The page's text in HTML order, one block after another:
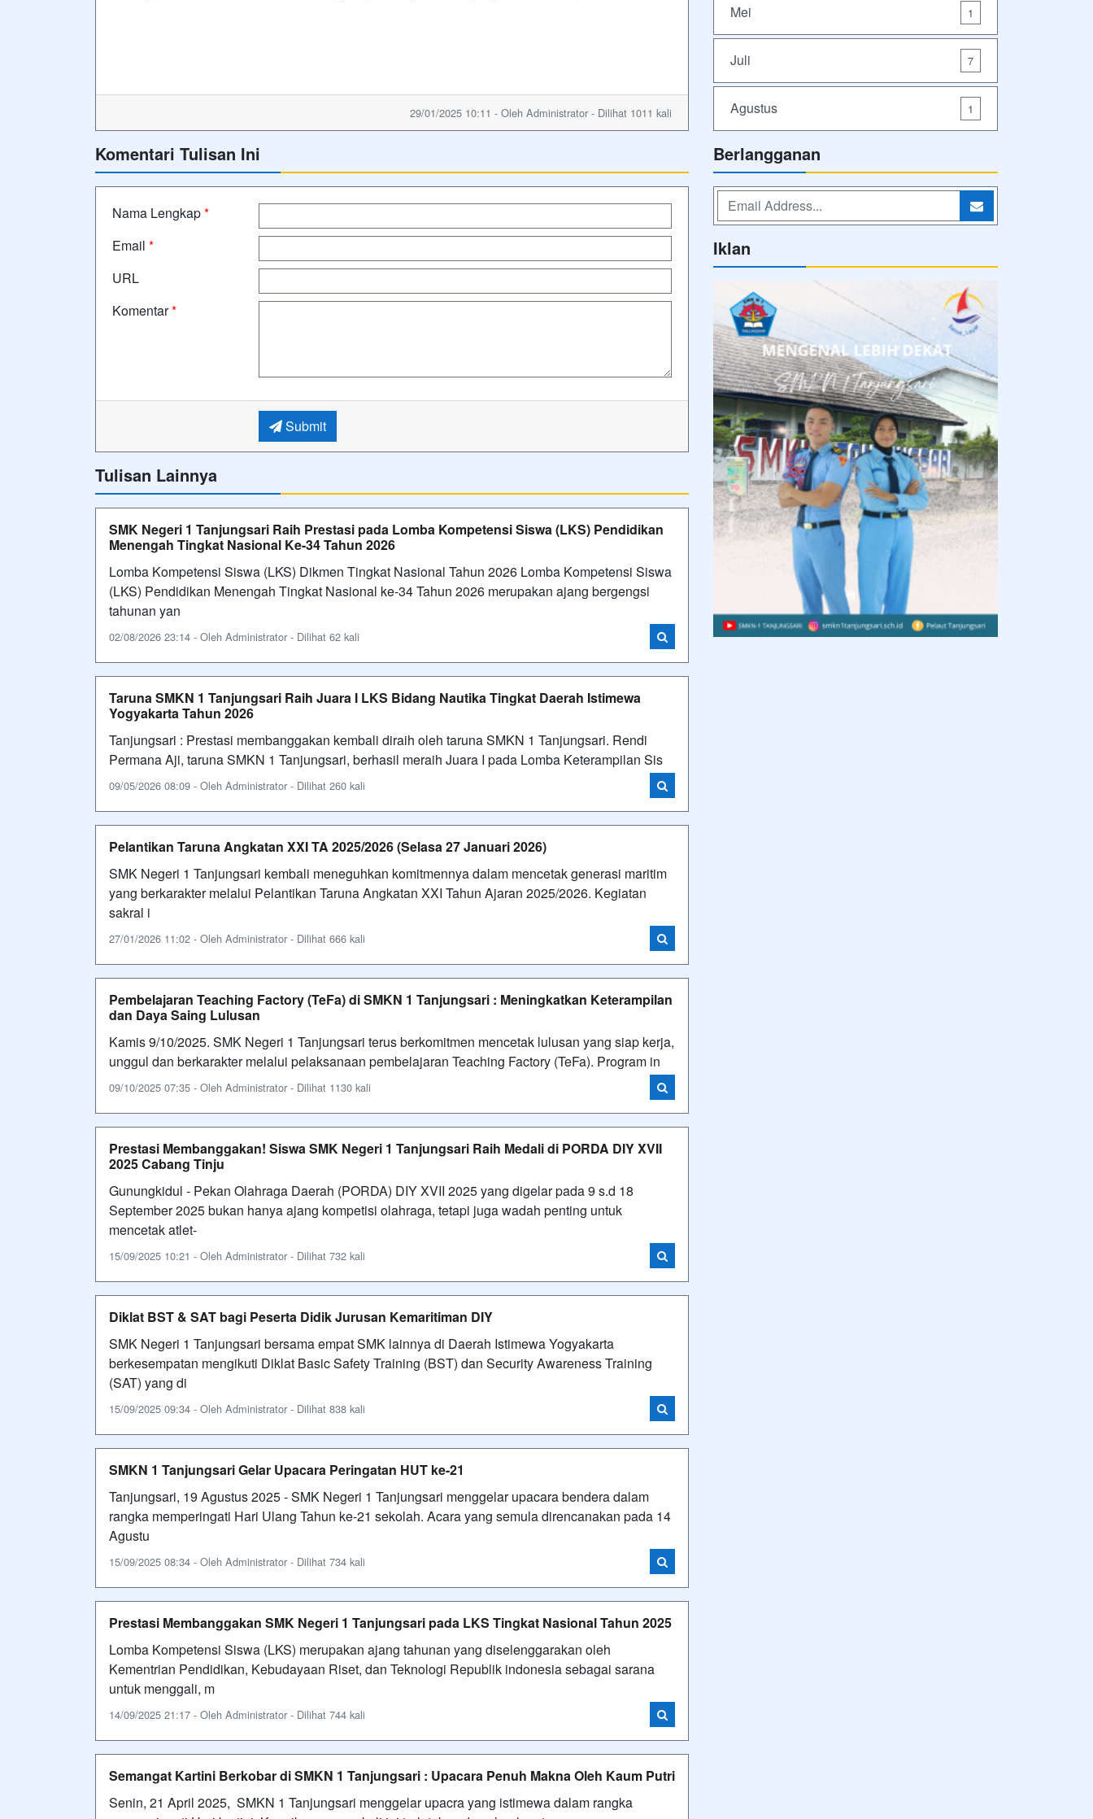
29/01/2025 10:11 - Oleh Administrator - Dilihat 1011 kali
Komentari Tulisan Ini
Nama Lengkap*
Email *
URL
Komentar*
Submit
Tulisan Lainnya
SMK Negeri 1 Tanjungsari Raih Prestasi pada Lomba Kompetensi Siswa (LKS) Pendidikan
Menengah Tingkat Nasional Ke-34 Tahun 2026
Lomba Kompetensi Siswa (LKS) Dikmen Tingkat Nasional Tahun 2026 Lomba Kompetensi Siswa
(LKS) Pendidikan Menengah Tingkat Nasional ke-34 Tahun 2026 merupakan ajang bergengsi
tahunan yan
02/08/2026 23:14 - Oleh Administrator - Dilihat 62 kali
Taruna SMKN 1 Tanjungsari Raih Juara I LKS Bidang Nautika Tingkat Daerah Istimewa
Yogyakarta Tahun 2026
Tanjungsari : Prestasi membanggakan kembali diraih oleh taruna SMKN 1 Tanjungsari. Rendi
Permana Aji, taruna SMKN 1 Tanjungsari, berhasil meraih Juara I pada Lomba Keterampilan Sis
09/05/2026 08:09 - Oleh Administrator - Dilihat 260 kali
Pelantikan Taruna Angkatan XXI TA 2025/2026 (Selasa 27 Januari 2026)
SMK Negeri 1 Tanjungsari kembali meneguhkan komitmennya dalam mencetak generasi maritim
yang berkarakter melalui Pelantikan Taruna Angkatan XXI Tahun Ajaran 2025/2026. Kegiatan
sakral i
27/01/2026 11:02 - Oleh Administrator - Dilihat 666 kali
Pembelajaran Teaching Factory (TeFa) di SMKN 1 Tanjungsari : Meningkatkan Keterampilan
dan Daya Saing Lulusan
Kamis 9/10/2025. SMK Negeri 1 Tanjungsari terus berkomitmen mencetak lulusan yang siap kerja,
unggul dan berkarakter melalui pelaksanaan pembelajaran Teaching Factory (TeFa). Program in
09/10/2025 07:35 - Oleh Administrator - Dilihat 1130 kali
Prestasi Membanggakan! Siswa SMK Negeri 1 Tanjungsari Raih Medali di PORDA DIY XVII
2025 Cabang Tinju
Gunungkidul - Pekan Olahraga Daerah (PORDA) DIY XVII 2025 yang digelar pada 9 s.d 18
September 2025 bukan hanya ajang kompetisi olahraga, tetapi juga wadah penting untuk
mencetak atlet-
15/09/2025 10:21 - Oleh Administrator - Dilihat 732 kali
Diklat BST & SAT bagi Peserta Didik Jurusan Kemaritiman DIY
SMK Negeri 1 Tanjungsari bersama empat SMK lainnya di Daerah Istimewa Yogyakarta
berkesempatan mengikuti Diklat Basic Safety Training (BST) dan Security Awareness Training
(SAT) yang di
15/09/2025 09:34 - Oleh Administrator - Dilihat 838 kali
SMKN 1 Tanjungsari Gelar Upacara Peringatan HUT ke-21
Tanjungsari, 19 Agustus 2025 - SMK Negeri 1 Tanjungsari menggelar upacara bendera dalam
rangka memperingati Hari Ulang Tahun ke-21 sekolah. Acara yang semula direncanakan pada 14
Agustu
15/09/2025 08:34 - Oleh Administrator - Dilihat 734 kali
Prestasi Membanggakan SMK Negeri 1 Tanjungsari pada LKS Tingkat Nasional Tahun 2025
Lomba Kompetensi Siswa (LKS) merupakan ajang tahunan yang diselenggarakan oleh
Kementrian Pendidikan, Kebudayaan Riset, dan Teknologi Republik indonesia sebagai sarana
untuk menggali, m
14/09/2025 21:17 - Oleh Administrator - Dilihat 744 kali
Semangat Kartini Berkobar di SMKN 1 Tanjungsari : Upacara Penuh Makna Oleh Kaum Putri
Senin, 21 April 2025, SMKN 1 Tanjungsari menggelar upacra yang istimewa dalam rangka
Mei 1
Juli 7
Agustus 1
Berlangganan
Iklan